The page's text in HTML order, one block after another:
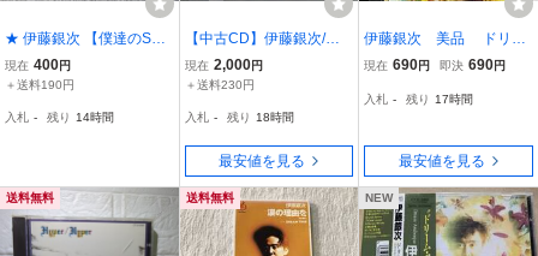
★ 伊藤銀次 【僕達のSum
mer Days / 雨のステラ〜
Oh Stay Stella〜】 8㎝シ
現在 400円
＋送料190円
入札 - 残り 14時間
【中古CD】伊藤銀次/ゴ
ールデン☆ベスト〜40th
Anniversary Edition〜/2枚
現在 2,000円
＋送料230円
入札 - 残り 18時間
最安値を見る
伊藤銀次 美品 ドリー
ム・アラベスク ミュー
匿名発送 即決価格 匿名
料
現在 690円 即決 690円
入札 - 残り 17時間
最安値を見る
送料無料 送料無料 NEW